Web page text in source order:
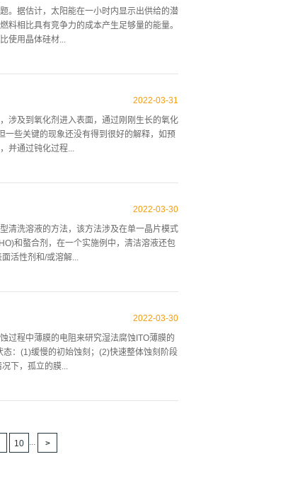
。图1CLL过程的原理图如图1所示，首先研
其他铸币金属上形成，因此，预测CLL可以
分子层进行成像，特征没有显示出模式形成
。据估计，太阳能在一小时内显示出供给的潜
相比具有竞争力的成本产生足够量的能量。
使用晶体硅材...
触的氧化铝/无定形碳化硅(Al2O3/a-SiCx)、
阴影损耗(b)由于指状物和母线造成的电阻损
上。凭借这种高效率，传统电池6.5平方米的
发便于大规模生产的程序。IBC太阳能电池
涉及到氧化剂进入表面，通过刚刚生长的氧化
些关键的现象还没有得到很好的解释，如预
并通过钝化过程...
析，并与不同的清洗程序所产生的影响有
中用水冲洗,对两组晶片进行了实验，在第一
起氧化了,这是一个非常重要的特征，在第二
片在常规炉中在1000℃退火15分钟(AF ),或
2022-03-31
清洗溶液的方法，该方法涉及在单一晶片模式
和螯合剂，在一个实施例中，清洁溶液还包
活性剂和/或溶解...
这有时也可以通过将液体喷洒到一批晶片上来
混合物组成，有时SC1溶液也被称为APM溶
的解决方案却留下了金属污染物。最终的溶液
液，它代表盐酸过氧化氢混合物，SC2溶液
在...
2022-03-30
过程中薄膜的电阻来研究湿法腐蚀ITO薄膜的
：(1)缓慢的初始蚀刻；(2)快速整体蚀刻阶段
下，孤立的膜...
蚀刻速率，所以蚀刻速率可能是通过将膜厚
设是蚀刻速率在蚀刻过程中是恒定的。在蚀刻
2022-03-30
10 ...